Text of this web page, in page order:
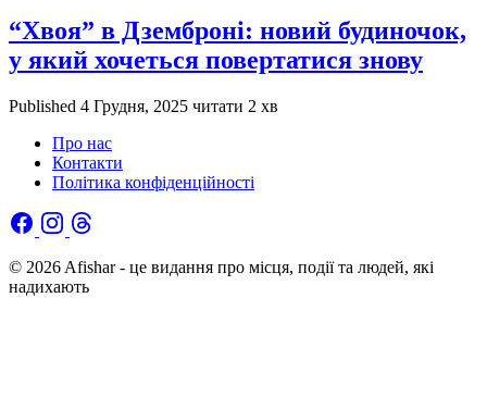
“Хвоя” в Дземброні: новий будиночок,
у який хочеться повертатися знову
Published 4 Грудня, 2025 читати 2 хв
Про нас
Контакти
Політика конфіденційності
© 2026 Afishar - це видання про місця, події та людей, які
надихають